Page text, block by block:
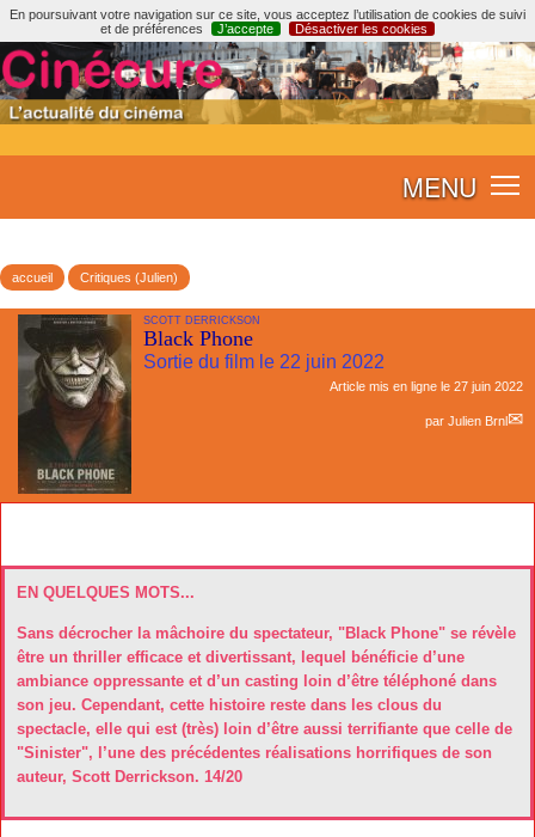
En poursuivant votre navigation sur ce site, vous acceptez l’utilisation de cookies de suivi
et de préférences
J’accepte Désactiver les cookies
MENU
accueil Critiques (Julien)
SCOTT DERRICKSON
Black Phone
Sortie du film le 22 juin 2022
Article mis en ligne le 27 juin 2022
par Julien Brnl
EN QUELQUES MOTS...
Sans décrocher la mâchoire du spectateur, "Black Phone" se révèle
être un thriller efficace et divertissant, lequel bénéficie d’une
ambiance oppressante et d’un casting loin d’être téléphoné dans
son jeu. Cependant, cette histoire reste dans les clous du
spectacle, elle qui est (très) loin d’être aussi terrifiante que celle de
"Sinister", l’une des précédentes réalisations horrifiques de son
auteur, Scott Derrickson. 14/20